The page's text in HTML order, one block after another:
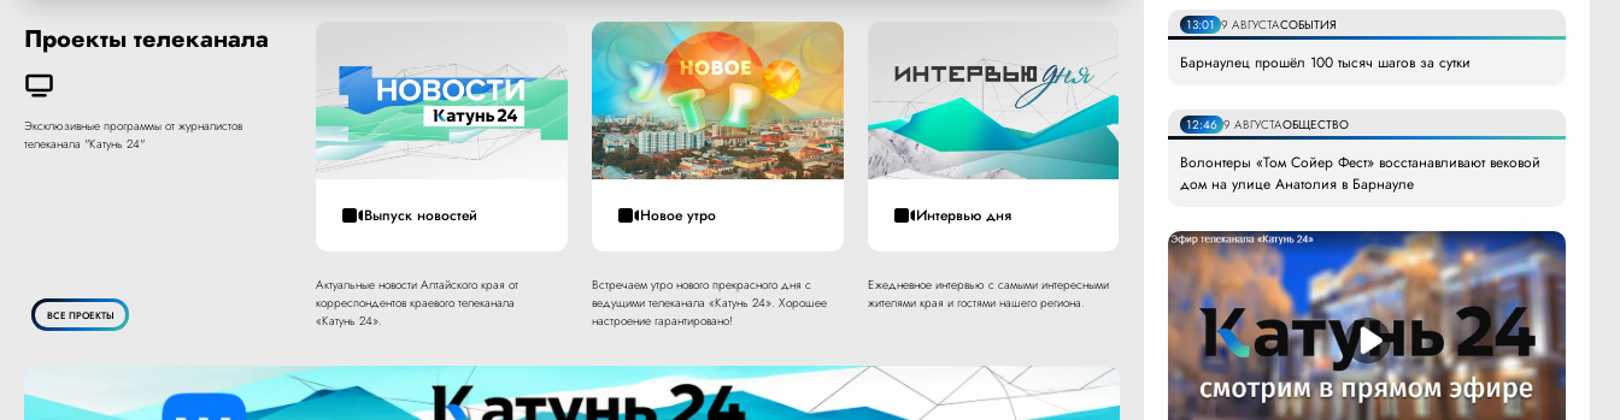
Проекты телеканала
Эксклюзивные программы от журналистов
телеканала "Катунь 24"
ВСЕ ПРОЕКТЫ
Выпуск новостей
Актуальные новости Алтайского края от
корреспондентов краевого телеканала
«Катунь 24».
Новое утро
Встречаем утро нового прекрасного дня с
ведущими телеканала «Катунь 24». Хорошее
настроение гарантировано!
Интервью дня
Ежедневное интервью с самыми интересными
жителями края и гостями нашего региона.
13:01 9 АВГУСТАСОБЫТИЯ
Барнаулец прошёл 100 тысяч шагов за сутки
12:46 9 АВГУСТАОБЩЕСТВО
Волонтеры «Том Сойер Фест» восстанавливают вековой
дом на улице Анатолия в Барнауле